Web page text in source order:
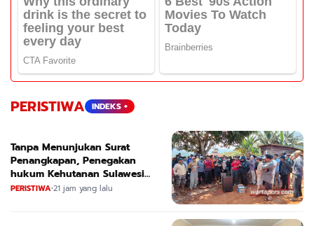
PERISTIWA INDEKS +
Tanpa Menunjukan Surat
Penangkapan, Penegakan
hukum Kehutanan Sulawesi
Selatan Culik Petani Ladah Di
PERISTIWA•21 jam yang lalu